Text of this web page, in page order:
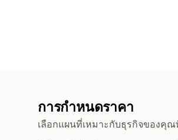
การกำหนดราคา
เลือกแผนที่เหมาะกับธุรกิจของคุ